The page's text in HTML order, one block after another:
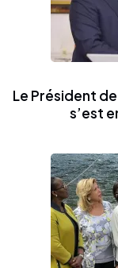
Le Président
s’est